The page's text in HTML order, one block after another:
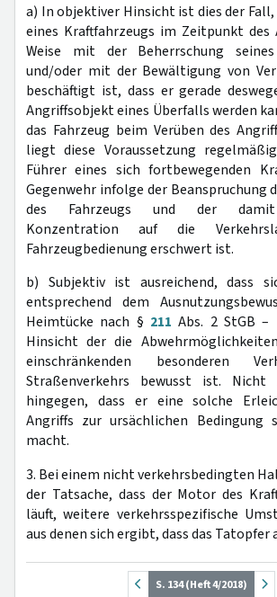
a) In objektiver Hinsicht ist dies der Fall,
eines Kraftfahrzeugs im Zeitpunkt des
Weise mit der Beherrschung seines
und/oder mit der Bewältigung von
beschäftigt ist, dass er gerade
Angriffsobjekt eines Überfalls werden
das Fahrzeug beim Verüben des
liegt diese Voraussetzung
Führer eines sich fortbewegenden
Gegenwehr infolge der Beanspruchung
des Fahrzeugs und der damit
Konzentration auf die
Fahrzeugbedienung erschwert ist.
b) Subjektiv ist ausreichend, dass
entsprechend dem
Heimtücke nach § 211 Abs. 2 StGB
Hinsicht der die
einschränkenden besonderen
Straßenverkehrs bewusst ist.
hingegen, dass er eine solche
Angriffs zur ursächlichen Bedingung
macht.
3. Bei einem nicht verkehrsbedingten
der Tatsache, dass der Motor des
läuft, weitere verkehrsspezifische
aus denen sich ergibt, dass das Tatopfer
S. 134 (Heft 4/2018)